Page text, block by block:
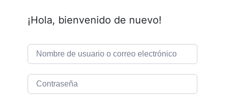
¡Hola, bienvenido de nuevo!